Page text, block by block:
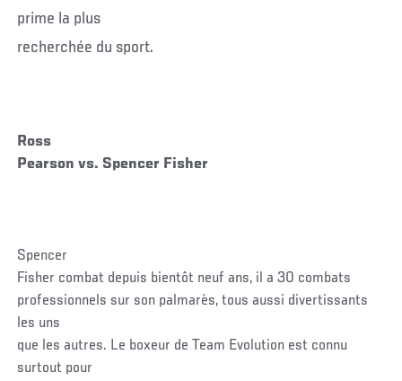
prime la plus
recherchée du sport.
Ross
Pearson vs. Spencer Fisher
Spencer
Fisher combat depuis bientôt neuf ans, il a 30 combats
professionnels sur son palmarès, tous aussi divertissants
les uns
que les autres. Le boxeur de Team Evolution est connu
surtout pour